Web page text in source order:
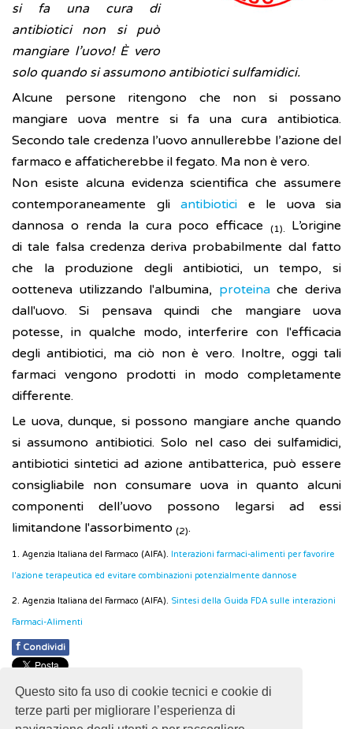
Questo sito fa uso di cookie tecnici e cookie di
terze parti per migliorare l’esperienza di
si fa una cura di
antibiotici non si può
mangiare l’uovo! È vero
solo quando si assumono antibiotici sulfamidici.
Alcune persone ritengono che non si possano
mangiare uova mentre si fa una cura antibiotica.
Secondo tale credenza l’uovo annullerebbe l’azione del
farmaco e affaticherebbe il fegato. Ma non è vero.
Non esiste alcuna evidenza scientifica che assumere
contemporaneamente gli antibiotici e le uova sia
dannosa o renda la cura poco efficace(1). L’origine
di tale falsa credenza deriva probabilmente dal fatto
che la produzione degli antibiotici, un tempo, si
ootteneva utilizzando l'albumina, proteinache deriva
dall'uovo. Si pensava quindi che mangiare uova
potesse, in qualche modo, interferire con l'efficacia
degli antibiotici, ma ciò non è vero. Inoltre, oggi tali
farmaci vengono prodotti in modo completamente
differente.
Le uova, dunque, si possono mangiare anche quando
si assumono antibiotici. Solo nel caso dei sulfamidici,
antibiotici sintetici ad azione antibatterica, può essere
consigliabile non consumare uova in quanto alcuni
componenti dell’uovo possono legarsi ad essi
limitandone l'assorbimento (2).
1. Agenzia Italiana del Farmaco (AIFA). Interazioni farmaci-alimenti per favorire
l'azione terapeutica ed evitare combinazioni potenzialmente dannose
2. Agenzia Italiana del Farmaco (AIFA). Sintesi della Guida FDA sulle interazioni
Farmaci-Alimenti
f Condividi
Pubblicato: 21 Maggio 2019
- Ultimo aggiornamento: 30 Ottobre 2024